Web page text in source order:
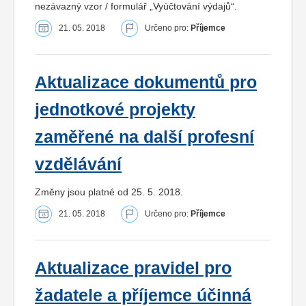
nezávazný vzor / formulář „Vyúčtování výdajů“.
21. 05. 2018 Určeno pro: Příjemce
Aktualizace dokumentů pro
jednotkové projekty
zaměřené na další profesní
vzdělávání
Změny jsou platné od 25. 5. 2018.
21. 05. 2018 Určeno pro: Příjemce
Aktualizace pravidel pro
žadatele a příjemce účinná